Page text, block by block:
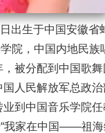
出生于中国安徽省
院，中国内地民族
被分配到中国歌
国人民解放军总政
到中国音乐学院
我家在中国——祖海